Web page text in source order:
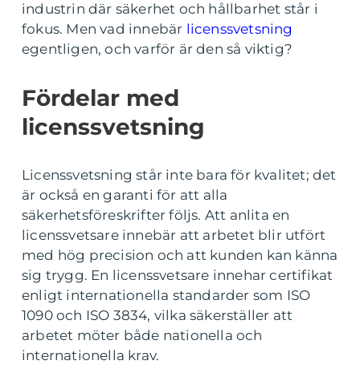
industrin där säkerhet och hållbarhet står i
fokus. Men vad innebär licenssvetsning
egentligen, och varför är den så viktig?
Fördelar med
licenssvetsning
Licenssvetsning står inte bara för kvalitet; det
är också en garanti för att alla
säkerhetsföreskrifter följs. Att anlita en
licenssvetsare innebär att arbetet blir utfört
med hög precision och att kunden kan känna
sig trygg. En licenssvetsare innehar certifikat
enligt internationella standarder som ISO
1090 och ISO 3834, vilka säkerställer att
arbetet möter både nationella och
internationella krav.